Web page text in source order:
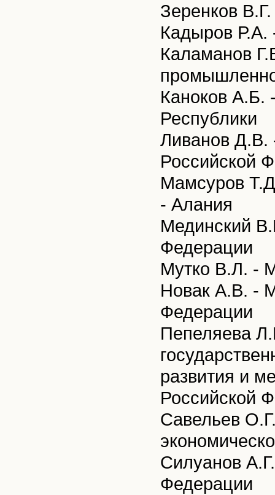
Зеренков
Кадыров Р.А.
Каламанов
Каноков А.Б.
Республики
Ливанов Д.В.
Российской
Мамсуров
- Алания
Мединский
Федерации
Мутко В.Л. -
Новак А.В. -
Федерации
Пепеляева
развития и
Российской
Савельев
Силуанов
Федерации